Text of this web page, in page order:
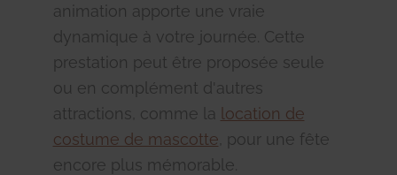
animation apporte une vraie
dynamique à votre journée. Cette
prestation peut être proposée seule
ou en complément d'autres
attractions, comme la location de
costume de mascotte , pour une fête
encore plus mémorable.